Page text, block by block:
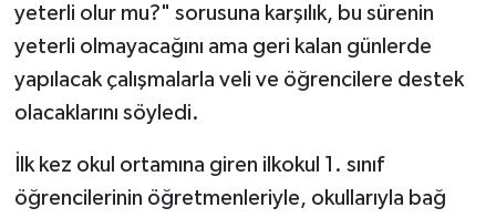
yeterli olur mu?" sorusuna karşılık, bu sürenin
yeterli olmayacağını ama geri kalan günlerde
yapılacak çalışmalarla veli ve öğrencilere destek
olacaklarını söyledi.
İlk kez okul ortamına giren ilkokul 1. sınıf
öğrencilerinin öğretmenleriyle, okullarıyla bağ